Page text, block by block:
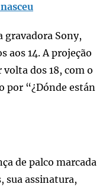
gravadora Sony,
aos 14. A projeção
dos 18, com o
por “¿Dónde están
de palco marcada
sua assinatura,